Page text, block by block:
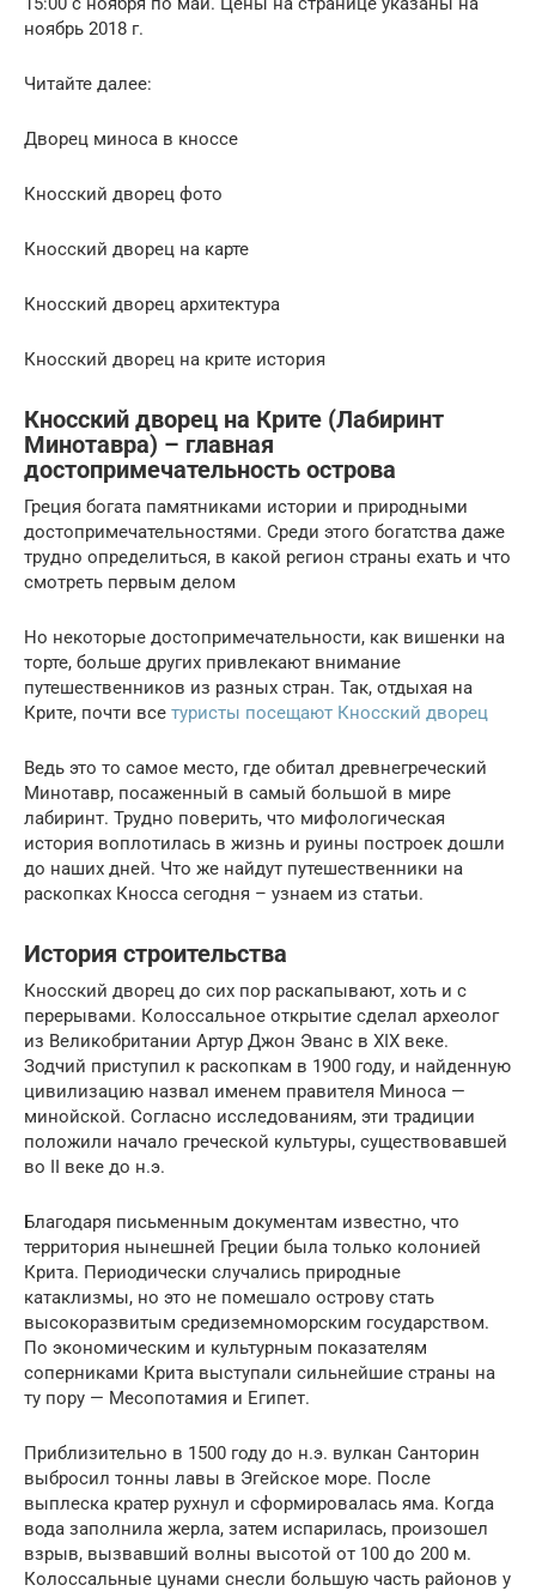
ноябрь 2018 г.
Читайте далее:
Дворец миноса в кноссе
Кносский дворец фото
Кносский дворец на карте
Кносский дворец архитектура
Кносский дворец на крите история
Кносский дворец на Крите (Лабиринт
Минотавра) – главная
достопримечательность острова
Греция богата памятниками истории и природными
достопримечательностями. Среди этого богатства даже
трудно определиться, в какой регион страны ехать и что
смотреть первым делом
Но некоторые достопримечательности, как вишенки на
торте, больше других привлекают внимание
путешественников из разных стран. Так, отдыхая на
Крите, почти все туристы посещают Кносский дворец
Ведь это то самое место, где обитал древнегреческий
Минотавр, посаженный в самый большой в мире
лабиринт. Трудно поверить, что мифологическая
история воплотилась в жизнь и руины построек дошли
до наших дней. Что же найдут путешественники на
раскопках Кносса сегодня – узнаем из статьи.
История строительства
Кносский дворец до сих пор раскапывают, хоть и с
перерывами. Колоссальное открытие сделал археолог
из Великобритании Артур Джон Эванс в XIX веке.
Зодчий приступил к раскопкам в 1900 году, и найденную
цивилизацию назвал именем правителя Миноса —
минойской. Согласно исследованиям, эти традиции
положили начало греческой культуры, существовавшей
во II веке до н.э.
Благодаря письменным документам известно, что
территория нынешней Греции была только колонией
Крита. Периодически случались природные
катаклизмы, но это не помешало острову стать
высокоразвитым средиземноморским государством.
По экономическим и культурным показателям
соперниками Крита выступали сильнейшие страны на
ту пору — Месопотамия и Египет.
Приблизительно в 1500 году до н.э. вулкан Санторин
выбросил тонны лавы в Эгейское море. После
выплеска кратер рухнул и сформировалась яма. Когда
вода заполнила жерла, затем испарилась, произошел
взрыв, вызвавший волны высотой от 100 до 200 м.
Колоссальные цунами снесли большую часть районов у